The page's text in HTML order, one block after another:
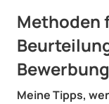
Methoden
Meine Tipps,